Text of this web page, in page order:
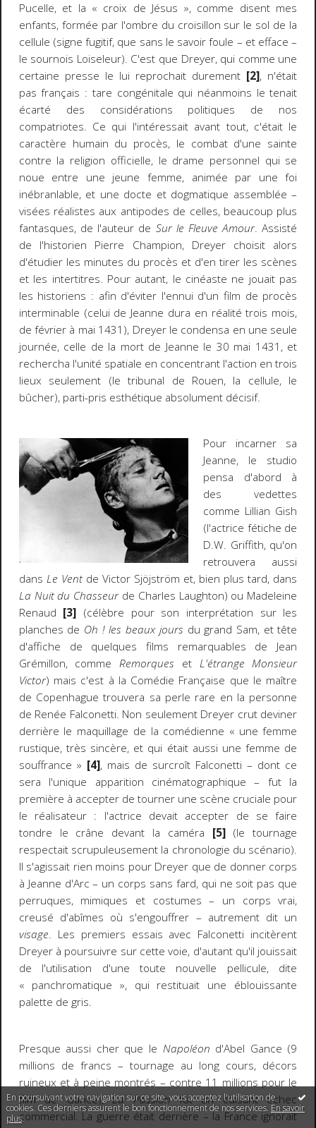
En poursuivant votre navigation sur ce site, vous acceptez l'utilisation de
cookies. Ces derniers assurent le bon fonctionnement de nos services. En savoir
plus.
Pucelle, et la « croix de Jésus », comme disent mes
enfants, formée par l'ombre du croisillon sur le sol de la
cellule (signe fugitif, que sans le savoir foule – et efface –
le sournois Loiseleur). C'est que Dreyer, qui comme une
certaine presse le lui reprochait durement [2], n'était
pas français : tare congénitale qui néanmoins le tenait
écarté des considérations politiques de nos
compatriotes. Ce qui l'intéressait avant tout, c'était le
caractère humain du procès, le combat d'une sainte
contre la religion officielle, le drame personnel qui se
noue entre une jeune femme, animée par une foi
inébranlable, et une docte et dogmatique assemblée –
visées réalistes aux antipodes de celles, beaucoup plus
fantasques, de l'auteur de Sur le Fleuve Amour. Assisté
de l'historien Pierre Champion, Dreyer choisit alors
d'étudier les minutes du procès et d'en tirer les scènes
et les intertitres. Pour autant, le cinéaste ne jouait pas
les historiens : afin d'éviter l'ennui d'un film de procès
interminable (celui de Jeanne dura en réalité trois mois,
de février à mai 1431), Dreyer le condensa en une seule
journée, celle de la mort de Jeanne le 30 mai 1431, et
rechercha l'unité spatiale en concentrant l'action en trois
lieux seulement (le tribunal de Rouen, la cellule, le
bûcher), parti-pris esthétique absolument décisif.
Pour incarner sa
Jeanne, le studio
pensa d'abord à
des vedettes
comme Lillian Gish
(l'actrice fétiche de
D.W. Griffith, qu'on
retrouvera aussi
dans Le Vent de Victor Sjöjström et, bien plus tard, dans
La Nuit du Chasseurde Charles Laughton) ou Madeleine
Renaud [3] (célèbre pour son interprétation sur les
planches de Oh ! les beaux jours du grand Sam, et tête
d'affiche de quelques films remarquables de Jean
Grémillon, commeRemorques et L'étrange Monsieur
Victor) mais c'est à la Comédie Française que le maître
de Copenhague trouvera sa perle rare en la personne
de Renée Falconetti. Non seulement Dreyer crut deviner
derrière le maquillage de la comédienne « une femme
rustique, très sincère, et qui était aussi une femme de
souffrance » [4], mais de surcroît Falconetti – dont ce
sera l'unique apparition cinématographique – fut la
première à accepter de tourner une scène cruciale pour
le réalisateur : l'actrice devait accepter de se faire
tondre le crâne devant la caméra [5](le tournage
respectait scrupuleusement la chronologie du scénario).
Il s'agissait rien moins pour Dreyer que de donner corps
à Jeanne d'Arc – un corps sans fard, qui ne soit pas que
perruques, mimiques et costumes – un corps vrai,
creusé d'abîmes où s'engouffrer – autrement dit un
visage. Les premiers essais avec Falconetti incitèrent
Dreyer à poursuivre sur cette voie, d'autant qu'il jouissait
de l'utilisation d'une toute nouvelle pellicule, dite
« panchromatique », qui restituait une éblouissante
palette de gris.
Presque aussi cher que le Napoléon d'Abel Gance (9
millions de francs – tournage au long cours, décors
ruineux et à peine montrés – contre 11 millions pour le
film de Gance),La Passionfut un cuisant échec
commercial. La guerre était derrière – la France ignorait